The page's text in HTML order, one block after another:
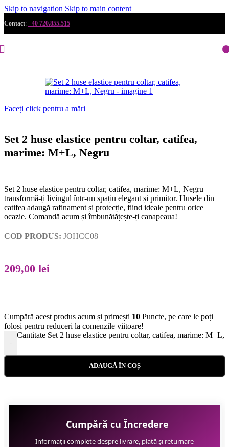
Skip to navigation Skip to main content
Contact: +40 720.855.515
Faceți click pentru a mări
Set 2 huse elastice pentru coltar, catifea,
marime: M+L, Negru
Set 2 huse elastice pentru coltar, catifea, marime: M+L, Negru
transformă-ți livingul într-un spațiu elegant și primitor. Husele din
catifea adaugă rafinament și protecție, fiind ideale pentru orice
ocazie. Comandă acum și îmbunătățește-ți canapeaua!
COD PRODUS: JOHCC08
209,00 lei
Cumpără acest produs acum și primești 10 Puncte, pe care le poți
folosi pentru reduceri la comenzile viitoare!
-
Cantitate Set 2 huse elastice pentru coltar, catifea, marime: M+L,
ADAUGĂ ÎN COȘ
Cumpără cu Încredere
Informații complete despre livrare, plată și returnare